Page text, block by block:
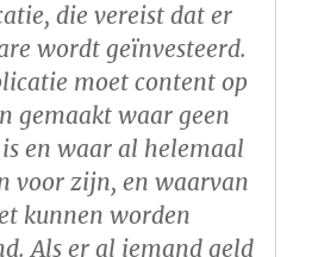
die vereist dat er
wordt geïnvesteerd.
moet content op
gemaakt waar geen
en waar al helemaal
voor zijn, en waarvan
kunnen worden
Als er al iemand geld